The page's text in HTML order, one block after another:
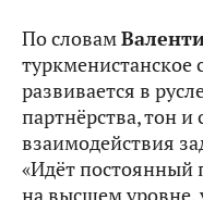
По словам
туркменистанское
развивается в
партнёрства, тон
взаимодействия
«Идёт постоянный